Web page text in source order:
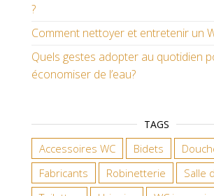
?
Comment nettoyer et entretenir un
Quels gestes adopter au quotidien
économiser de l’eau?
TAGS
Accessoires WC Bidets
Fabricants
Robinetterie
Salle